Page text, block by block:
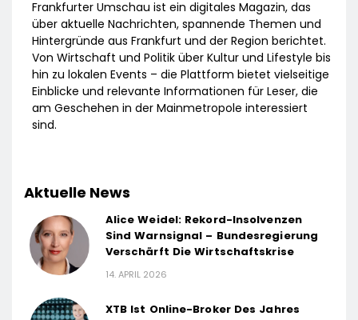
Frankfurter Umschau ist ein digitales Magazin, das
über aktuelle Nachrichten, spannende Themen und
Hintergründe aus Frankfurt und der Region berichtet.
Von Wirtschaft und Politik über Kultur und Lifestyle bis
hin zu lokalen Events – die Plattform bietet vielseitige
Einblicke und relevante Informationen für Leser, die
am Geschehen in der Mainmetropole interessiert
sind.
Aktuelle News
Alice Weidel: Rekord-Insolvenzen
Sind Warnsignal – Bundesregierung
Verschärft Die Wirtschaftskrise
14. APRIL 2026
XTB Ist Online-Broker Des Jahres